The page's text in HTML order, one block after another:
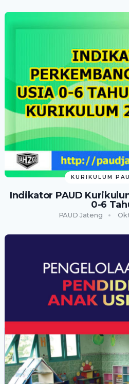
KURIKULUM
Indikator PAUD
0-6
PAUD Jateng